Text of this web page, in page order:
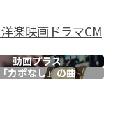
洋楽映画ドラマCM
動画プラス
「カポなし」の曲